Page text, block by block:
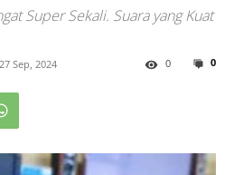
Super Sekali. Suara yang Kuat
27 Sep, 2024 0
0